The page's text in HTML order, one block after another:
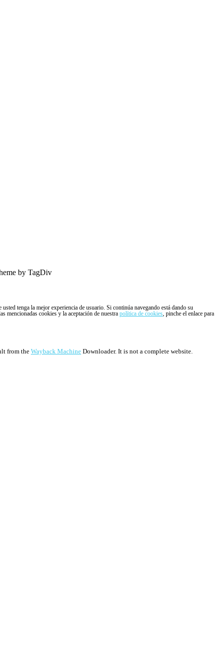
by TagDiv
tenga la mejor experiencia de usuario. Si continúa navegando está dando su
mencionadas cookies y la aceptación de nuestra política de cookies, pinche el enlace para
from the Wayback Machine Downloader. It is not a complete website.